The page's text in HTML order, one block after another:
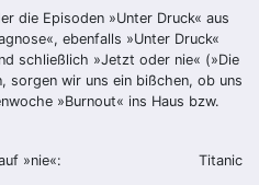
die Episoden »Unter Druck« aus
ebenfalls »Unter Druck«
schließlich »Jetzt oder nie« (»Die
sorgen wir uns ein bißchen, ob uns
»Burnout« ins Haus bzw.
»nie«: Titanic